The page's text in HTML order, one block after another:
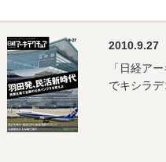
2010.9.27
「日経ア
でキシラデ